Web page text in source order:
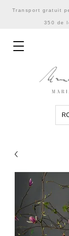
Transport gratuit
350 de